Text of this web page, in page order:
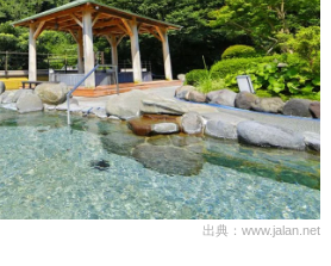
出典：www.jalan.net